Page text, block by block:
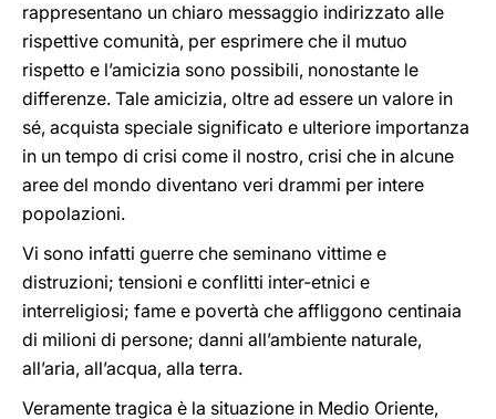
rappresentano un chiaro messaggio indirizzato alle
rispettive comunità, per esprimere che il mutuo
rispetto e l’amicizia sono possibili, nonostante le
differenze. Tale amicizia, oltre ad essere un valore in
sé, acquista speciale significato e ulteriore importanza
in un tempo di crisi come il nostro, crisi che in alcune
aree del mondo diventano veri drammi per intere
popolazioni.
Vi sono infatti guerre che seminano vittime e
distruzioni; tensioni e conflitti inter-etnici e
interreligiosi; fame e povertà che affliggono centinaia
di milioni di persone; danni all’ambiente naturale,
all’aria, all’acqua, alla terra.
Veramente tragica è la situazione in Medio Oriente,